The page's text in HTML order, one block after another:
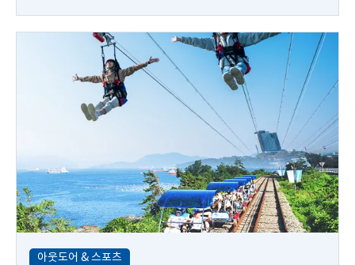
아웃도어 & 스포츠